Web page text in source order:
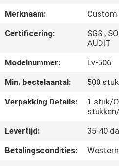
FABRIEKSREIS
SITEMAP
PRIVACY
POLICY
Merknaam:
Custom
Certificering:
SGS ,
AUDIT
Modelnummer:
Lv-506
Min. bestelaantal:
500
Verpakking Details:
1 stuk/
Levertijd:
35-40
Betalingscondities: